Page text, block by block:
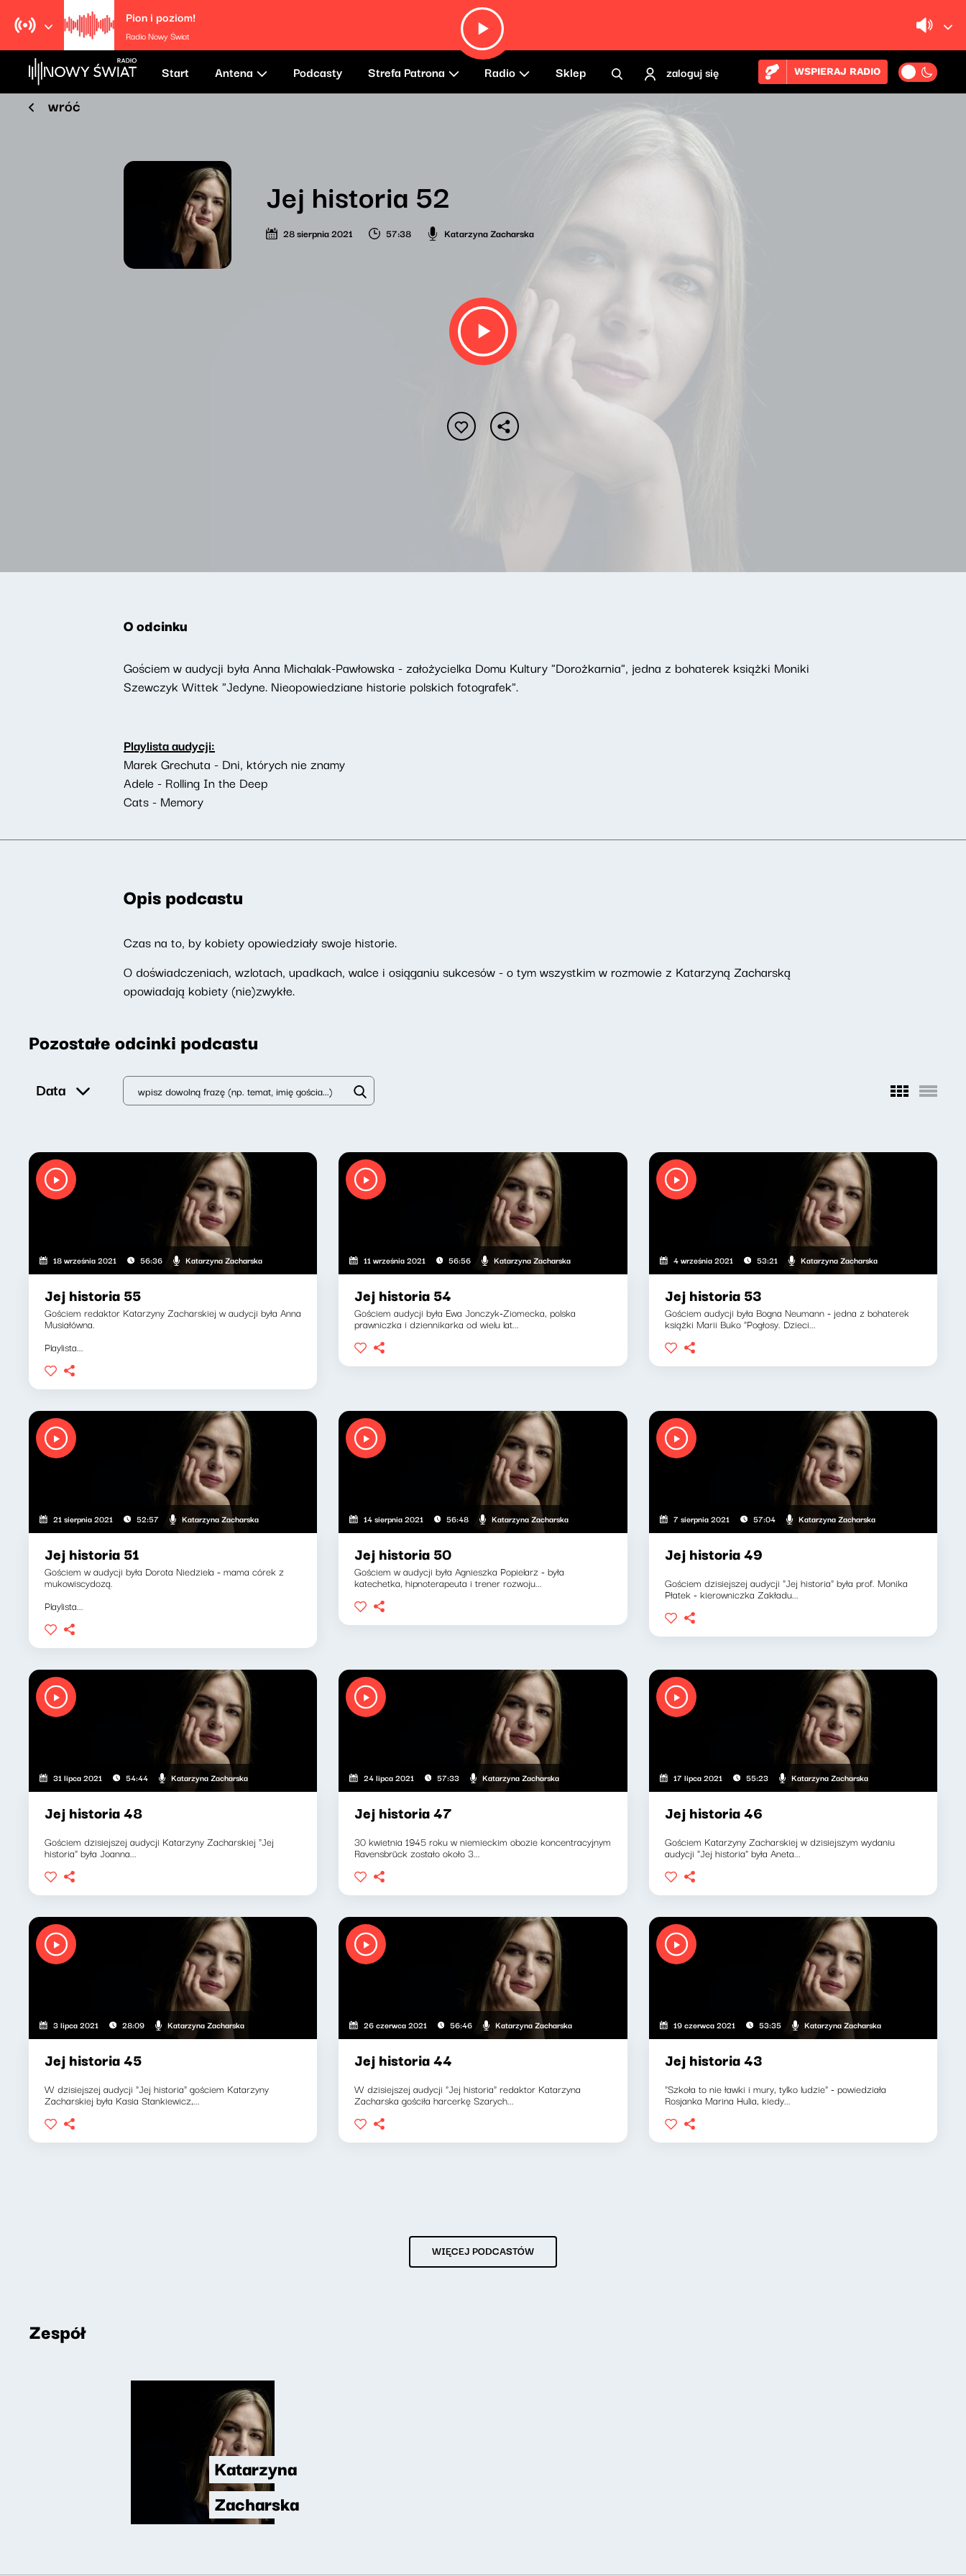
Pion i poziom!
Radio Nowy Świat
Start Antena Podcasty Strefa Patrona Radio Sklep zaloguj się WSPIERAJ RADIO
wróć
Jej historia 52
28 sierpnia 2021 57:38 Katarzyna Zacharska
O odcinku
Gościem w audycji była Anna Michalak-Pawłowska - założycielka Domu Kultury "Dorożkarnia", jedna z bohaterek książki Moniki
Szewczyk Wittek "Jedyne. Nieopowiedziane historie polskich fotografek".
Playlista audycji:
Marek Grechuta - Dni, których nie znamy
Adele - Rolling In the Deep
Cats - Memory
Opis podcastu
Czas na to, by kobiety opowiedziały swoje historie.
O doświadczeniach, wzlotach, upadkach, walce i osiąganiu sukcesów - o tym wszystkim w rozmowie z Katarzyną Zacharską
opowiadają kobiety (nie)zwykłe.
Pozostałe odcinki podcastu
Data
18 września 2021 56:36 Katarzyna Zacharska
Jej historia 55
Gościem redaktor Katarzyny Zacharskiej w audycji była Anna
Musiałówna.
Playlista...
11 września 2021 56:56 Katarzyna Zacharska
Jej historia 54
Gościem audycji była Ewa Jonczyk-Ziomecka, polska
prawniczka i dziennikarka od wielu lat...
4 września 2021 53:21 Katarzyna Zacharska
Jej historia 53
Gościem audycji była Bogna Neumann - jedna z bohaterek
książki Marii Buko "Pogłosy. Dzieci...
21 sierpnia 2021 52:57 Katarzyna Zacharska
Jej historia 51
Gościem w audycji była Dorota Niedziela - mama córek z
mukowiscydozą.
Playlista...
14 sierpnia 2021 56:48 Katarzyna Zacharska
Jej historia 50
Gościem w audycji była Agnieszka Popielarz - była
katechetka, hipnoterapeuta i trener rozwoju...
7 sierpnia 2021 57:04 Katarzyna Zacharska
Jej historia 49
Gościem dzisiejszej audycji "Jej historia" była prof. Monika
Płatek - kierowniczka Zakładu...
31 lipca 2021 54:44 Katarzyna Zacharska
Jej historia 48
Gościem dzisiejszej audycji Katarzyny Zacharskiej "Jej
historia" była Joanna...
24 lipca 2021 57:33 Katarzyna Zacharska
Jej historia 47
30 kwietnia 1945 roku w niemieckim obozie koncentracyjnym
Ravensbrück zostało około 3...
17 lipca 2021 55:23 Katarzyna Zacharska
Jej historia 46
Gościem Katarzyny Zacharskiej w dzisiejszym wydaniu
audycji "Jej historia" była Aneta...
3 lipca 2021 28:09 Katarzyna Zacharska
Jej historia 45
W dzisiejszej audycji "Jej historia" gościem Katarzyny
Zacharskiej była Kasia Stankiewicz,...
26 czerwca 2021 56:46 Katarzyna Zacharska
Jej historia 44
W dzisiejszej audycji "Jej historia" redaktor Katarzyna
Zacharska gościła harcerkę Szarych...
19 czerwca 2021 53:35 Katarzyna Zacharska
Jej historia 43
"Szkoła to nie ławki i mury, tylko ludzie" - powiedziała
Rosjanka Marina Hulia, kiedy...
WIĘCEJ PODCASTÓW
Zespół
Katarzyna
Zacharska